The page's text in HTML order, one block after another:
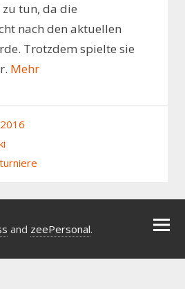
tun, da die
nach den aktuellen
Trotzdem spielte sie
Mehr
and zeePersonal.